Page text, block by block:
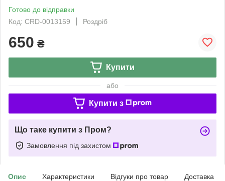
Готово до відправки
Код: CRD-0013159
Роздріб
650 ₴
Купити
або
Купити з
Що таке купити з Пром?
Замовлення під захистом
Опис Характеристики Відгуки про товар Доставка